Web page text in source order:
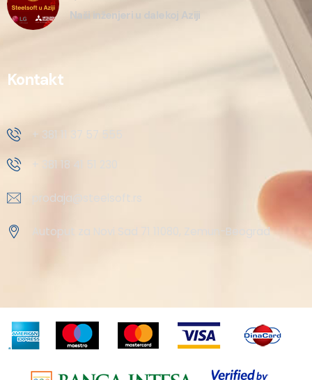
Naši inženjeri u dalekoj Aziji
Kontakt
+ 381 11 37 57 555
+ 381 18 41 51 230
prodaja@steelsoft.rs
Autoput za Novi Sad 71 11080, Zemun-Beograd